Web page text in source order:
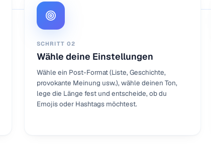
SCHRITT 02
Wähle deine Einstellungen
Wähle ein Post-Format (Liste, Geschichte,
provokante Meinung usw.), wähle deinen Ton,
lege die Länge fest und entscheide, ob du
Emojis oder Hashtags möchtest.